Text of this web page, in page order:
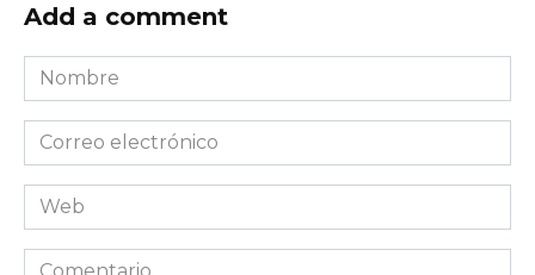
Add a comment
Nombre
*
Correo
electrónico
*Web
Comentario